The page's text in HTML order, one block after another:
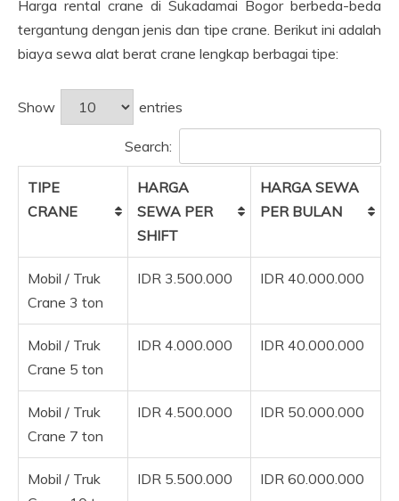
Harga rental crane di Sukadamai Bogor berbeda-beda
tergantung dengan jenis dan tipe crane. Berikut ini adalah
biaya sewa alat berat crane lengkap berbagai tipe:
Show entries
Search:
TIPE
CRANE
HARGA
SEWA PER
SHIFT
HARGA SEWA
PER BULAN
Mobil / Truk
Crane 3 ton
IDR 3.500.000 IDR 40.000.000
Mobil / Truk
Crane 5 ton
IDR 4.000.000 IDR 40.000.000
Mobil / Truk
Crane 7 ton
IDR 4.500.000 IDR 50.000.000
Mobil / Truk
IDR 5.500.000 IDR 60.000.000